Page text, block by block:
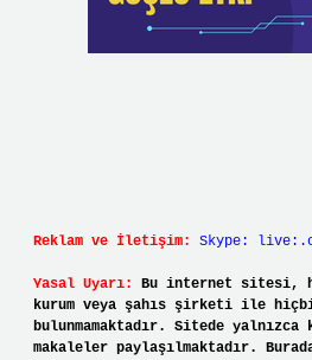
Reklam ve İletişim: Skype:
Yasal Uyarı:
Bu internet sitesi,
kurum veya şahıs şirketi ile
bulunmamaktadır. Sitede yalnızca
makaleler paylaşılmaktadır.